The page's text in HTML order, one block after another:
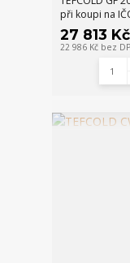
při koupi na
27 813 Kč
22 986 Kč bez